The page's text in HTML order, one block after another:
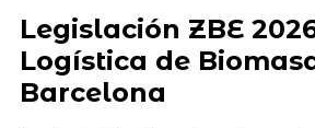
Legislación ZBE
Logística de
Barcelona